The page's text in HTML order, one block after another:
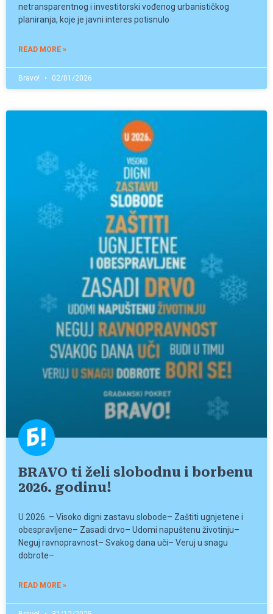
netransparentnog i investitorski vođenog urbanističkog
planiranja, koje je javni interes potisnulo
READ MORE »
Bravo! 02/01/2026
BRAVO ti želi slobodnu i borbenu
2026. godinu!
U 2026. – Visoko digni zastavu slobode– Zaštiti ugnjetene i
obespravljene– Zasadi drvo– Udomi napuštenu životinju–
Neguj ravnopravnost– Svakog dana uči– Veruj u snagu
dobrote–
READ MORE »